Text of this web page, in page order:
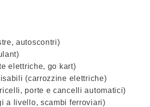
autoscontri)
elettriche, go kart)
(carrozzine elettriche)
porte e cancelli automatici)
a livello, scambi ferroviari)